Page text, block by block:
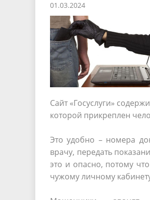
Песни о городе
Градостроительная
условий труда
Координационные и
органы
Результаты проверок
01.03.2024
Сайт «Госуслуги»
которой прикреплен
Это удобно – номера
врачу, передать
это и опасно, потому
чужому личному